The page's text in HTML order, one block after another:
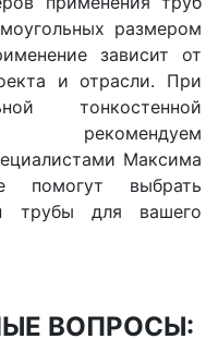
размером
зависит от
и отрасли. При
тонкостенной
рекомендуем
Максима
помогут выбрать
трубы для вашего
ВОПРОСЫ: